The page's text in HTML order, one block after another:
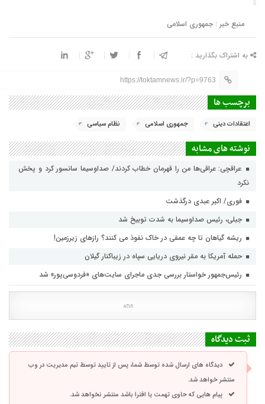
منبع خبر : جمهوری اسلامی
به اشتراک بگذارید :
https://toktamnews.ir/?p=9763
برچسب ها
اعتقادات دینی جمهوری اسلامی نظام سیاسی
نوشته های مشابه
عراقچی: عراقی‌ها من را قهرمان خطاب کردند/ صداوسیما سانسور کرد و پخش
نکرد
فوری/ اکبر عبدی درگذشت
جبلی، رئیس صداوسیما به شدت توبیخ شد
ریشه گیاهان تا چه عمقی در خاک نفوذ می کنند؟ رازهای زیرزمین!
حمله آمریکا به مقر نیروی دریایی سپاه در زیباکنار گیلان
رئیس‌جمهور خواستار بررسی جدی ماجرای سایت‌های «فردوسی‌پور» شد
ثبت دیدگاه
دیدگاه های ارسال شده توسط شما، پس از تایید توسط تیم مدیریت در وب
منتشر خواهد شد.
پیام هایی که حاوی تهمت یا افترا باشد منتشر نخواهد شد.